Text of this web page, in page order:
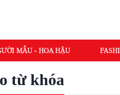
MẪU - HOA HẬU
từ khóa